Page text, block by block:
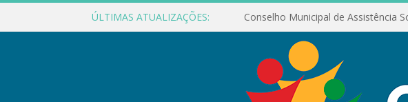
ÚLTIMAS ATUALIZAÇÕES: